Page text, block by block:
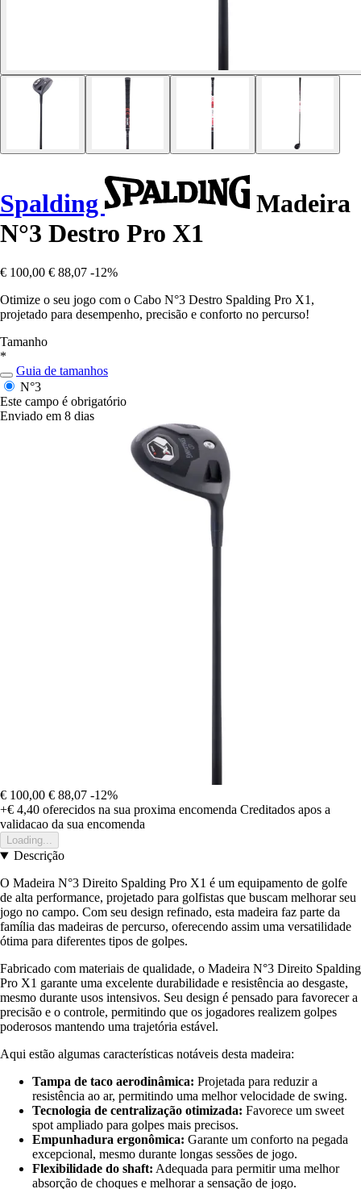
Spalding
Madeira
N°3 Destro Pro X1
€ 100,00 € 88,07 -12%
Otimize o seu jogo com o Cabo N°3 Destro Spalding Pro X1,
projetado para desempenho, precisão e conforto no percurso!
Tamanho
*
Guia de tamanhos
N°3
Este campo é obrigatório
Enviado em 8 dias
€ 100,00 € 88,07 -12%
+€ 4,40 oferecidos na sua proxima encomenda Creditados apos a
validacao da sua encomenda
Loading...
Descrição
O Madeira N°3 Direito Spalding Pro X1 é um equipamento de golfe
de alta performance, projetado para golfistas que buscam melhorar seu
jogo no campo. Com seu design refinado, esta madeira faz parte da
família das madeiras de percurso, oferecendo assim uma versatilidade
ótima para diferentes tipos de golpes.
Fabricado com materiais de qualidade, o Madeira N°3 Direito Spalding
Pro X1 garante uma excelente durabilidade e resistência ao desgaste,
mesmo durante usos intensivos. Seu design é pensado para favorecer a
precisão e o controle, permitindo que os jogadores realizem golpes
poderosos mantendo uma trajetória estável.
Aqui estão algumas características notáveis desta madeira:
Tampa de taco aerodinâmica: Projetada para reduzir a
resistência ao ar, permitindo uma melhor velocidade de swing.
Tecnologia de centralização otimizada: Favorece um sweet
spot ampliado para golpes mais precisos.
Empunhadura ergonômica: Garante um conforto na pegada
excepcional, mesmo durante longas sessões de jogo.
Flexibilidade do shaft: Adequada para permitir uma melhor
absorção de choques e melhorar a sensação de jogo.